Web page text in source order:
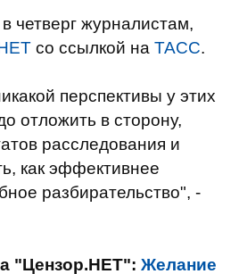
четверг журналистам,
со ссылкой на ТАСС.
перспективы у этих
отложить в сторону,
расследования и
как эффективнее
разбирательство", -
"Цензор.НЕТ": Желание